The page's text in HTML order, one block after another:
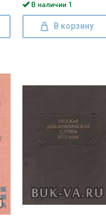
В наличии 1
В корзину